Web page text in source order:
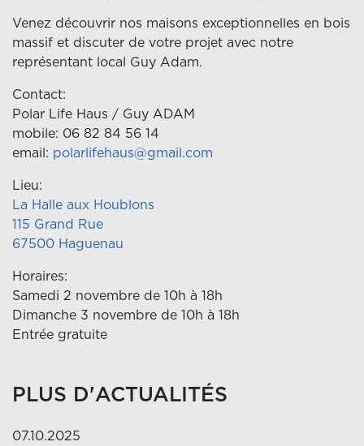
Venez découvrir nos maisons exceptionnelles en bois
massif et discuter de votre projet avec notre
représentant local Guy Adam.
Contact:
Polar Life Haus / Guy ADAM
mobile: 06 82 84 56 14
email: polarlifehaus@gmail.com
Lieu:
La Halle aux Houblons
115 Grand Rue
67500 Haguenau
Horaires:
Samedi 2 novembre de 10h à 18h
Dimanche 3 novembre de 10h à 18h
Entrée gratuite
PLUS D'ACTUALITÉS
07.10.2025